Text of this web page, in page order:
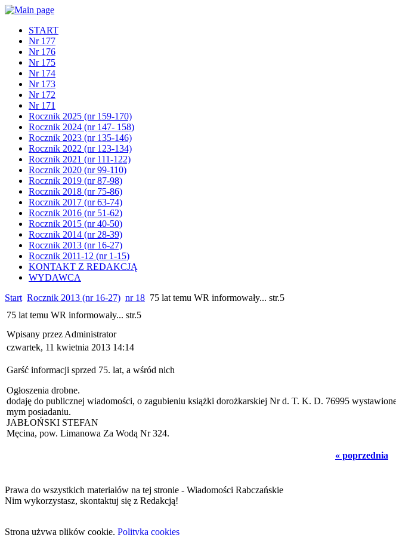
START
Nr 177
Nr 176
Nr 175
Nr 174
Nr 173
Nr 172
Nr 171
Rocznik 2025 (nr 159-170)
Rocznik 2024 (nr 147- 158)
Rocznik 2023 (nr 135-146)
Rocznik 2022 (nr 123-134)
Rocznik 2021 (nr 111-122)
Rocznik 2020 (nr 99-110)
Rocznik 2019 (nr 87-98)
Rocznik 2018 (nr 75-86)
Rocznik 2017 (nr 63-74)
Rocznik 2016 (nr 51-62)
Rocznik 2015 (nr 40-50)
Rocznik 2014 (nr 28-39)
Rocznik 2013 (nr 16-27)
Rocznik 2011-12 (nr 1-15)
KONTAKT Z REDAKCJĄ
WYDAWCA
Start Rocznik 2013 (nr 16-27) nr 18 75 lat temu WR informowały... str.5
75 lat temu WR informowały... str.5
Wpisany przez Administrator
czwartek, 11 kwietnia 2013 14:14
Garść informacji sprzed 75. lat, a wśród nich
Ogłoszenia drobne.
dodaję do publicznej wiadomości, o zagubieniu książki dorożkarskiej Nr d. T. K. D. 76995
mym posiadaniu.
JABŁOŃSKI STEFAN
Męcina, pow. Limanowa Za Wodą Nr 324.
« poprzednia
Prawa do wszystkich materiałów na tej stronie - Wiadomości Rabczańskie
Nim wykorzystasz, skontaktuj się z Redakcją!
Strona używa plików cookie. Polityka cookies